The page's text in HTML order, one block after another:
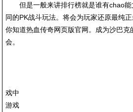
但是一般来讲排行榜就是谁有chao能
同的PK战斗玩法。将会为玩家还原最纯
你知道热血传奇网页版官网。成为沙巴
会。
戏中
游戏